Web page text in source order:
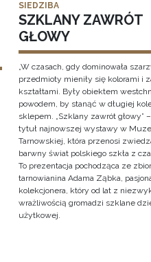
SIEDZIBA
SZKLANY ZAWRÓT
GŁOWY
„W czasach, gdy dominowała
przedmioty mieniły się kolorami i
kształtami. Były obiektem
powodem, by stanąć w długiej
sklepem. „Szklany zawrót głowy”
tytuł najnowszej wystawy w
Tarnowskiej, która przenosi
barwny świat polskiego szkła z
To prezentacja pochodząca ze
tarnowianina Adama Ząbka,
kolekcjonera, który od lat z
wrażliwością gromadzi szklane
użytkowej.